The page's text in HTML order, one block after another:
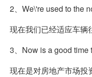
2、We\'re used to the
现在我们已经适应车辆
3、Now is a good time
现在是对房地产市场投